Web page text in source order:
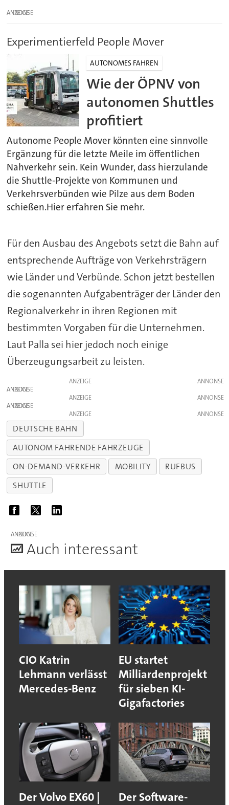
ANZEIGE
Experimentierfeld People Mover
AUTONOMES FAHREN
Wie der ÖPNV von
autonomen Shuttles
profitiert
Autonome People Mover könnten eine sinnvolle
Ergänzung für die letzte Meile im öffentlichen
Nahverkehr sein. Kein Wunder, dass hierzulande
die Shuttle-Projekte von Kommunen und
Verkehrsverbünden wie Pilze aus dem Boden
schießen.Hier erfahren Sie mehr.
Für den Ausbau des Angebots setzt die Bahn auf
entsprechende Aufträge von Verkehrsträgern
wie Länder und Verbünde. Schon jetzt bestellen
die sogenannten Aufgabenträger der Länder den
Regionalverkehr in ihren Regionen mit
bestimmten Vorgaben für die Unternehmen.
Laut Palla sei hier jedoch noch einige
Überzeugungsarbeit zu leisten.
ANZEIGE
ANZEIGE
ANZEIGE
ANZEIGE
ANZEIGE
DEUTSCHE BAHN
AUTONOM FAHRENDE FAHRZEUGE
ON-DEMAND-VERKEHR
MOBILITY
RUFBUS
SHUTTLE
ANZEIGE
Auch interessant
CIO Katrin
Lehmann verlässt
Mercedes-Benz
EU startet
Milliardenprojekt
für sieben KI-
Gigafactories
Der Volvo EX60 |
Der Software-